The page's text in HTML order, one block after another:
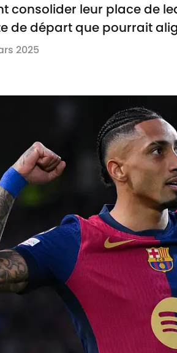
consolider leur place de
de départ que pourrait
2025